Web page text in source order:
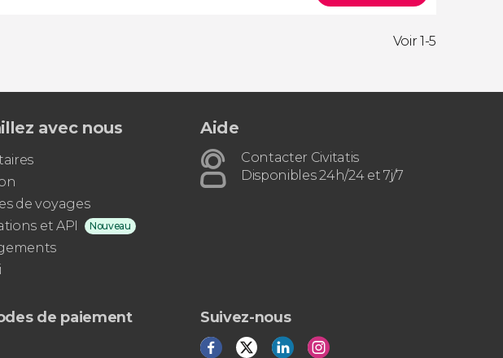
Voir 1-5
avec nous
de voyages
et API
Nouveau
Aide
Contacter Civitatis
Disponibles 24h/24 et 7j/7
de paiement Suivez-nous